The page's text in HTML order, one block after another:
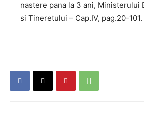
nastere pana la 3 ani, Ministerului
si Tineretului – Cap.IV, pag.20-101.